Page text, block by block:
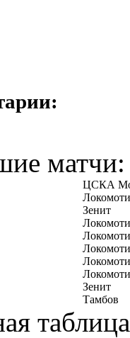
матчи:
ЦСКА
Зенит
Зенит
Тамбов